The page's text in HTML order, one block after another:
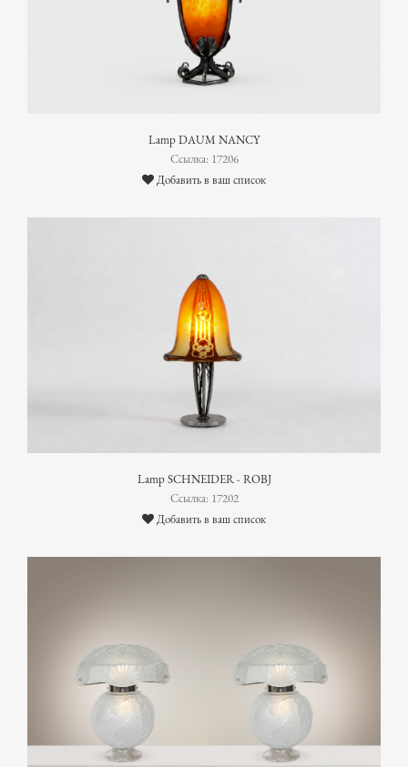
Lamp DAUM NANCY
Ссылка: 17206
Добавить в ваш список
Lamp SCHNEIDER - ROBJ
Ссылка: 17202
Добавить в ваш список